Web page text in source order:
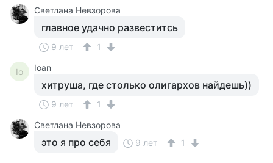
Светлана Невзорова
главное удачно развеститсь
9 лет 1
Io Ioan
хитруша, где столько олигархов найдешь))
9 лет
1
Светлана Невзорова
это я про себя 9 лет 1